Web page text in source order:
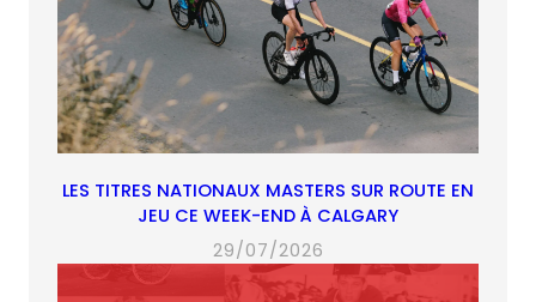
LES TITRES NATIONAUX MASTERS SUR ROUTE EN
JEU CE WEEK-END À CALGARY
29/07/2026